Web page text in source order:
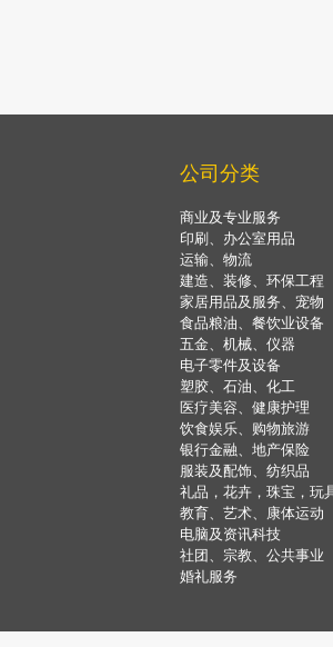
公司分类
商业及专业服务
印刷、办公室用品
运输、物流
建造、装修、环保工程
家居用品及服务、宠物
食品粮油、餐饮业设备
五金、机械、仪器
电子零件及设备
塑胶、石油、化工
医疗美容、健康护理
饮食娱乐、购物旅游
银行金融、地产保险
服装及配饰、纺织品
礼品，花卉，珠宝，玩
教育、艺术、康体运动
电脑及资讯科技
社团、宗教、公共事业
婚礼服务